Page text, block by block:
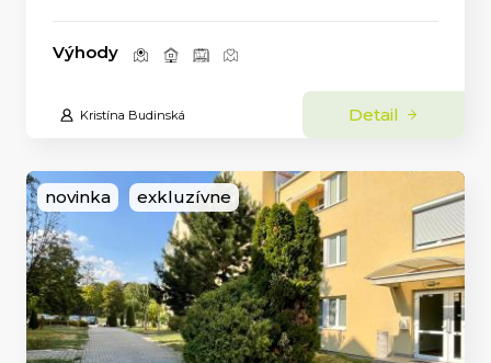
Výhody
Kristína Budinská Detail
novinka exkluzívne